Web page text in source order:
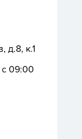
д.8, к.1
09:00